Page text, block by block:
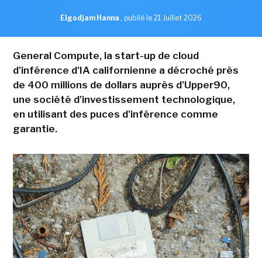
Elgodjam Hanna , publié le 21 Juillet 2026
General Compute, la start-up de cloud
d'inférence d'IA californienne a décroché près
de 400 millions de dollars auprès d'Upper90,
une société d'investissement technologique,
en utilisant des puces d'inférence comme
garantie.